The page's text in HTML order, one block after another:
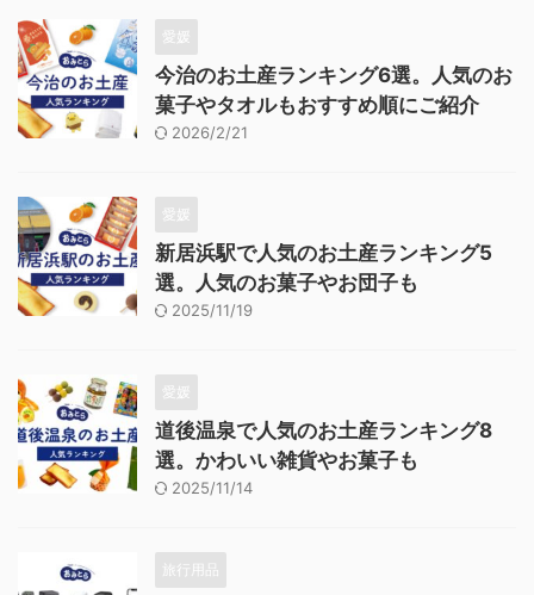
愛媛
今治のお土産ランキング6選。人気のお
菓子やタオルもおすすめ順にご紹介
2026/2/21
愛媛
新居浜駅で人気のお土産ランキング5
選。人気のお菓子やお団子も
2025/11/19
愛媛
道後温泉で人気のお土産ランキング8
選。かわいい雑貨やお菓子も
2025/11/14
旅行用品